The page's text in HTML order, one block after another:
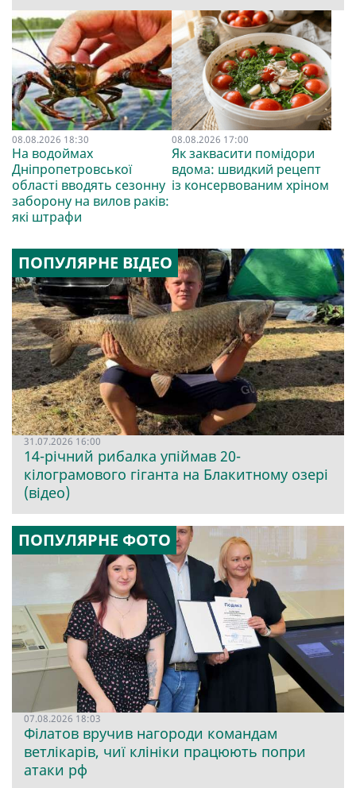
08.08.2026 18:30
На водоймах
Дніпропетровської
області вводять сезонну
заборону на вилов раків:
які штрафи
08.08.2026 17:00
Як заквасити помідори
вдома: швидкий рецепт
із консервованим хріном
ПОПУЛЯРНЕ ВІДЕО
31.07.2026 16:00
14-річний рибалка упіймав 20-
кілограмового гіганта на Блакитному озері
(відео)
ПОПУЛЯРНЕ ФОТО
07.08.2026 18:03
Філатов вручив нагороди командам
ветлікарів, чиї клініки працюють попри
атаки рф